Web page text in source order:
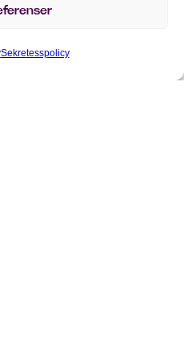
Sekretesspolicy
att höra av dig.